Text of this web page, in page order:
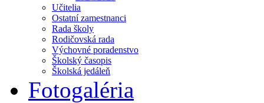
Učitelia
Ostatní zamestnanci
Rada školy
Rodičovská rada
Výchovné poradenstvo
Školský časopis
Školská jedáleň
Fotogaléria